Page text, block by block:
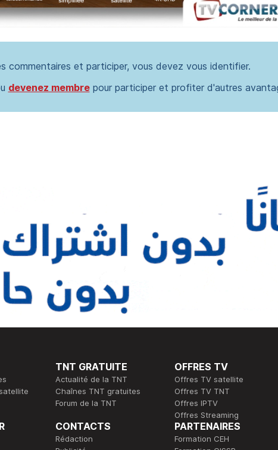
commentaires et participer, vous devez vous identifier.
devenez membrepour participer et profiter d'autres
TNT GRATUITE
Actualité de la TNT
Chaînes TNT gratuites
Forum de la TNT
OFFRES TV
Offres TV satellite
Offres TV TNT
Offres IPTV
Offres Streaming
CONTACTS
Rédaction
PARTENAIRES
Formation CEH